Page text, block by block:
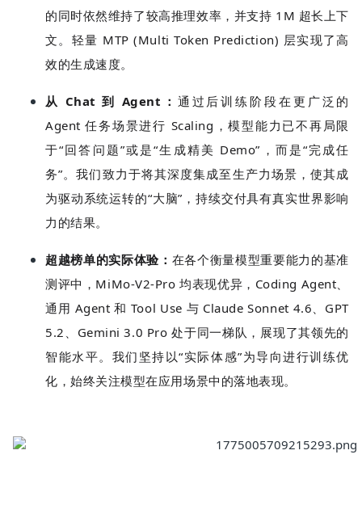
的同时依然维持了较高推理效率，并支持 1M 超长上下
文。轻量 MTP (Multi Token Prediction) 层实现了高
效的生成速度。
从 Chat 到 Agent ： 通过后训练阶段在更广泛的
Agent 任务场景进行 Scaling，模型能力已不再局限
于“回答问题”或是“生成精美 Demo”，而是“完成任
务”。我们致力于将其深度集成至生产力场景，使其成
为驱动系统运转的“大脑”，持续交付具有真实世界影响
力的结果。
超越榜单的实际体验 ： 在各个衡量模型重要能力的基准
测评中，MiMo-V2-Pro 均表现优异，Coding Agent、
通用 Agent 和 Tool Use 与 Claude Sonnet 4.6、GPT
5.2、Gemini 3.0 Pro 处于同一梯队，展现了其领先的
智能水平。我们坚持以“实际体感”为导向进行训练优
化，始终关注模型在应用场景中的落地表现。